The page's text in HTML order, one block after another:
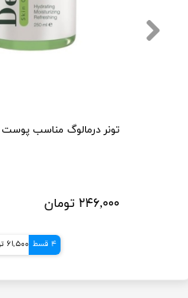
۲۴۶,۰۰۰ تومان
4 قسط 61,500 تومانی